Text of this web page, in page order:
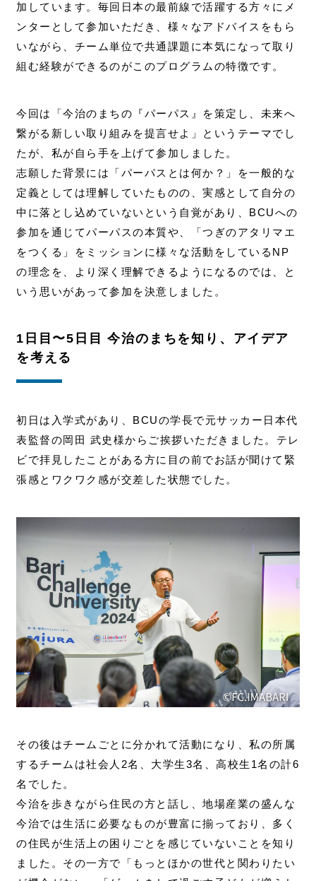
加しています。毎回日本の最前線で活躍する方々にメ
ンターとして参加いただき、様々なアドバイスをもら
いながら、チーム単位で共通課題に本気になって取り
組む経験ができるのがこのプログラムの特徴です。
今回は「今治のまちの『パーパス』を策定し、未来へ
繋がる新しい取り組みを提言せよ」というテーマでし
たが、私が自ら手を上げて参加しました。
志願した背景には「パーパスとは何か？」を一般的な
定義としては理解していたものの、実感として自分の
中に落とし込めていないという自覚があり、BCUへの
参加を通じてパーパスの本質や、「つぎのアタリマエ
をつくる」をミッションに様々な活動をしているNP
の理念を、より深く理解できるようになるのでは、と
いう思いがあって参加を決意しました。
1日目〜5日目 今治のまちを知り、アイデア
を考える
初日は入学式があり、BCUの学長で元サッカー日本代
表監督の岡田 武史様からご挨拶いただきました。テレ
ビで拝見したことがある方に目の前でお話が聞けて緊
張感とワクワク感が交差した状態でした。
その後はチームごとに分かれて活動になり、私の所属
するチームは社会人2名、大学生3名、高校生1名の計6
名でした。
今治を歩きながら住民の方と話し、地場産業の盛んな
今治では生活に必要なものが豊富に揃っており、多く
の住民が生活上の困りごとを感じていないことを知り
ました。その一方で「もっとほかの世代と関わりたい